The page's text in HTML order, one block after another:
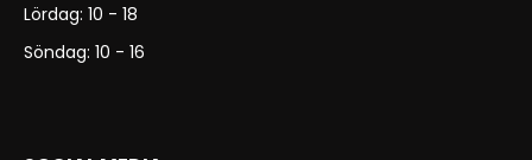
Lördag: 10 - 18
Söndag: 10 - 16